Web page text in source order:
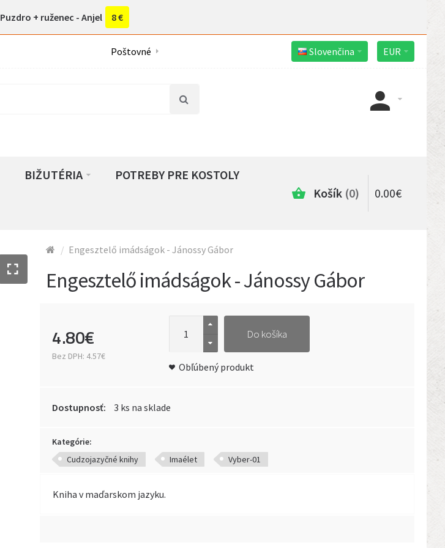
Puzdro + ruženec - Anjel 8 €
Poštovné Slovenčina EUR
BIŽUTÉRIA POTREBY PRE KOSTOLY
Košík 0 0.00€
Engesztelő imádságok - Jánossy Gábor
Engesztelő imádságok - Jánossy Gábor
4.80€
Bez DPH: 4.57€
Do košíka
Obľúbený produkt
Dostupnosť: 3 ks na sklade
Kategórie:
Cudzojazyčné knihy
Imaélet Vyber-01
Kniha v maďarskom jazyku.